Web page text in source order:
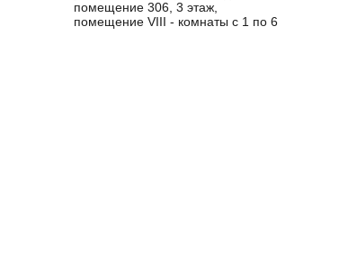
помещение 306, 3 этаж,
помещение VIII - комнаты с 1 по 6